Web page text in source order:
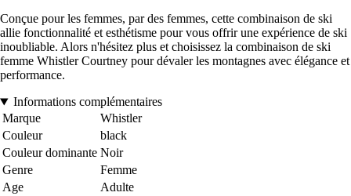
Conçue pour les femmes, par des femmes, cette combinaison de ski
allie fonctionnalité et esthétisme pour vous offrir une expérience de ski
inoubliable. Alors n'hésitez plus et choisissez la combinaison de ski
femme Whistler Courtney pour dévaler les montagnes avec élégance et
performance.
Informations complémentaires
Marque
Whistler
Couleur
black
Couleur dominante Noir
Genre
Femme
Age
Adulte